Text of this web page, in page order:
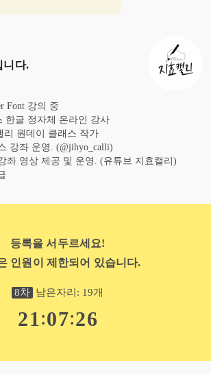
니다.
Font 강의 중
한글 정자체 온라인 강사
리 원데이 클래스 작가
강좌 운영. (@jihyo_calli)
좌 영상 제공 및 운영. (유튜브 지효캘리)
등록을 서두르세요!
인원이 제한되어 있습니다.
8차 남은자리: 19개
21:07:24